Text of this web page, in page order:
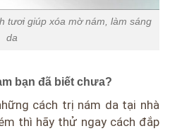
tươi giúp xóa mờ nám, làm sáng
da
bạn đã biết chưa?
cách trị nám da tại nhà
thì hãy thử ngay cách đắp